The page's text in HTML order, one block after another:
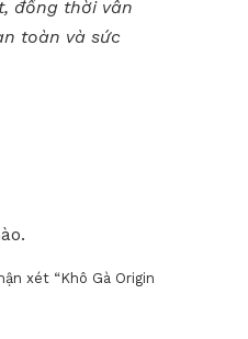
đồng thời vẫn
toàn và sức
xét “Khô Gà Origin